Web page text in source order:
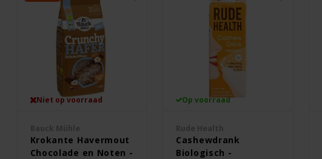
Niet op voorraad
Krokante Havermout
Chocolade en Noten -
Op voorraad
Cashewdrank
Biologisch -